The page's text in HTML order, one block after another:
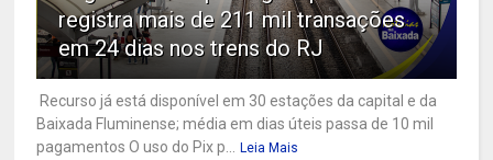
registra mais de 211 mil transações
em 24 dias nos trens do RJ
Recurso já está disponível em 30 estações da capital e da
Baixada Fluminense; média em dias úteis passa de 10 mil
pagamentos O uso do Pix p... Leia Mais